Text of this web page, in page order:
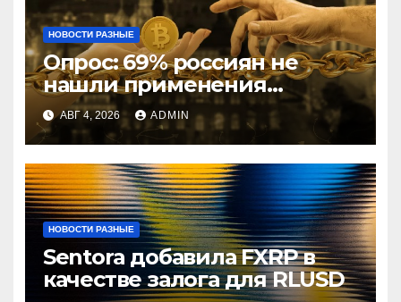
НОВОСТИ РАЗНЫЕ
Опрос: 69% россиян не
нашли применения
криптовалютам
АВГ 4, 2026 ADMIN
НОВОСТИ РАЗНЫЕ
Sentora добавила FXRP в
качестве залога для RLUSD